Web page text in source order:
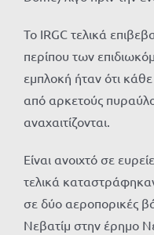
Το IRGC τελικά
περίπου των
εμπλοκή ήταν ότι
από αρκετούς
αναχαιτίζονται.
Είναι ανοιχτό σε
τελικά
σε δύο αεροπορικές
Νεβατίμ στην έρημο